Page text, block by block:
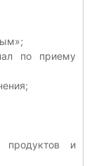
по приему
продуктов и